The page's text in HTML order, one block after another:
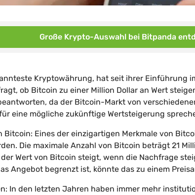
Große Krypto-Auswahl bei Bitpanda
Kryptowährung, hat seit ihrer Einführung
ob Bitcoin zu einer Million Dollar an Wert
da der Bitcoin-Markt von
eine mögliche zukünftige Wertsteigerung
Bitcoin: Eines der einzigartigen Merkmale von
Die maximale Anzahl von Bitcoin beträgt 21
Wert von Bitcoin steigt, wenn die Nachfrage
Angebot begrenzt ist, könnte das zu einem
In den letzten Jahren haben immer mehr